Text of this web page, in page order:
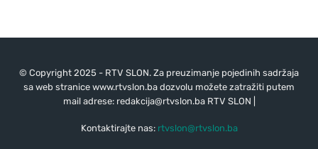
© Copyright 2025 - RTV SLON. Za preuzimanje pojedinih sadržaja
sa web stranice www.rtvslon.ba dozvolu možete zatražiti putem
mail adrese: redakcija@rtvslon.baRTV SLON |
Kontaktirajte nas: rtvslon@rtvslon.ba